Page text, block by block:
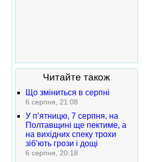
Читайте також
Що зміниться в серпні
6 серпня, 21:08
У п’ятницю, 7 серпня, на
Полтавщині ще пектиме, а
на вихідних спеку трохи
зіб’ють грози і дощі
6 серпня, 20:18